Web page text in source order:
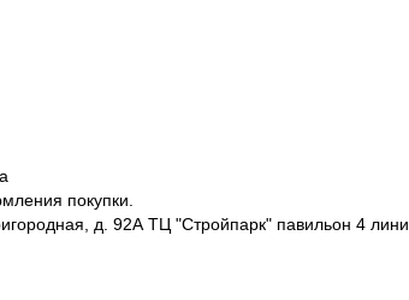
покупки.
д. 92А ТЦ "Стройпарк" павильон 4